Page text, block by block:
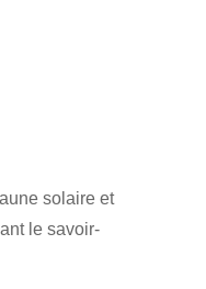
solaire et
le savoir-